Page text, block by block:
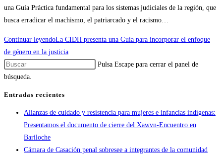
una Guía Práctica fundamental para los sistemas judiciales de la región, que
busca erradicar el machismo, el patriarcado y el racismo…
Continuar leyendoLa CIDH presenta una Guía para incorporar el enfoque
de género en la justicia
Pulsa Escape para cerrar el panel de
búsqueda.
Entradas recientes
Alianzas de cuidado y resistencia para mujeres e infancias indígenas:
Presentamos el documento de cierre del Xawvn-Encuentro en
Bariloche
Cámara de Casación penal sobresee a integrantes de la comunidad